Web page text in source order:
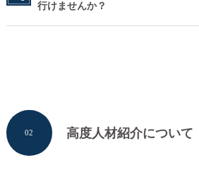
行けませんか？
高度人材紹介について
02